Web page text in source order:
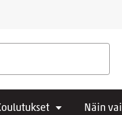
Näin